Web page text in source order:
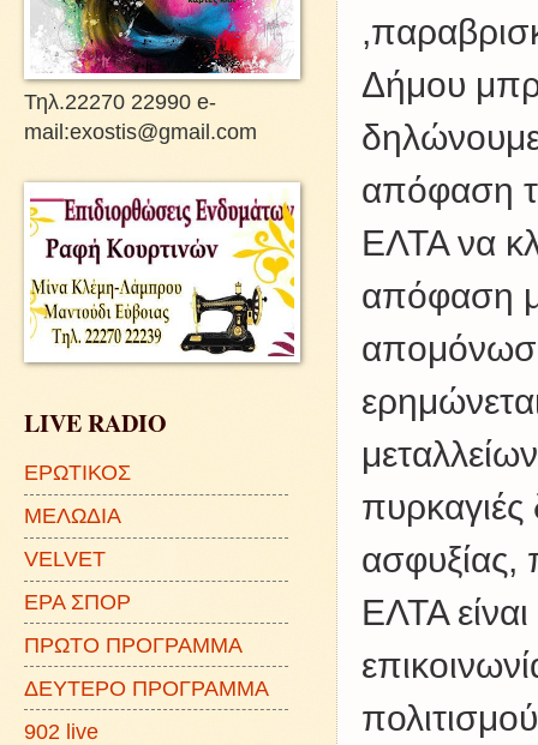
Δήμου
απόφαση
ΕΛΤΑ να
απόφαση
ασφυξίας,
ΕΛΤΑ
Τηλ.22270 22990 e-
mail:exostis@gmail.com
LIVE RADIO
ΕΡΩΤΙΚΟΣ
ΜΕΛΩΔΙΑ
VELVET
ΕΡΑ ΣΠΟΡ
ΠΡΩΤΟ ΠΡΟΓΡΑΜΜΑ
ΔΕΥΤΕΡΟ ΠΡΟΓΡΑΜΜΑ
902 live